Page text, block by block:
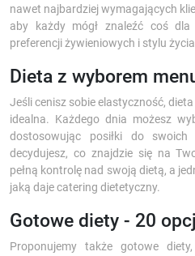
nawet najbardziej wymagających
aby każdy mógł znaleźć coś dla
preferencji żywieniowych i stylu
Dieta z wyborem
Jeśli cenisz sobie elastyczność,
idealna. Każdego dnia możesz
dostosowując posiłki do
decydujesz, co znajdzie się na
pełną kontrolę nad swoją dietą, a
jaką daje catering dietetyczny.
Gotowe diety - 20
Proponujemy także gotowe